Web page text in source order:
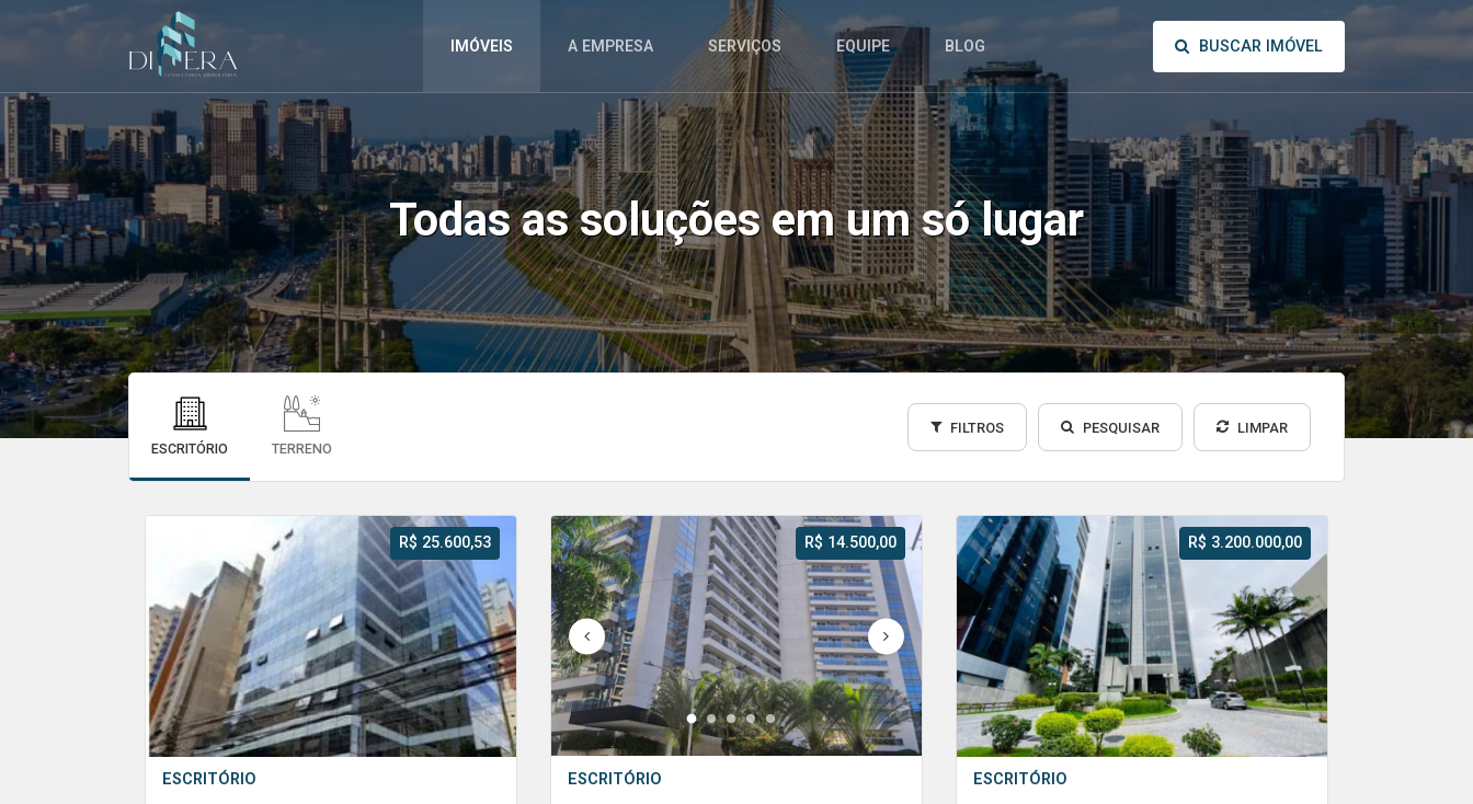
IMÓVEIS A EMPRESA SERVIÇOS EQUIPE BLOG BUSCAR IMÓVEL
Todas as soluções em um só lugar
ESCRITÓRIO TERRENO
FILTROS PESQUISAR LIMPAR
ESCRITÓRIO
R$ 25.600,53
1 2 3 4 5
ESCRITÓRIO
R$ 14.500,00
ESCRITÓRIO
R$ 3.200.000,00